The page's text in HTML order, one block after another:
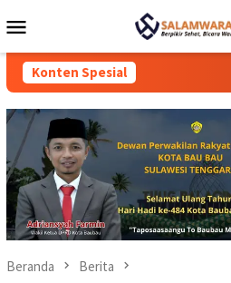
ke
Mobile
Konten Spesial
Beranda Berita